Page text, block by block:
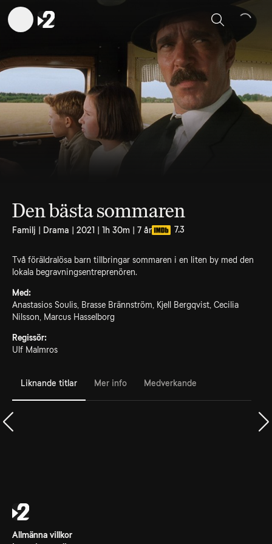
Sök
Den bästa sommaren
Familj | Drama | 2021 | 1h 30m | 7 år 7.3
Två föräldralösa barn tillbringar sommaren i en liten by med den
lokala begravningsentreprenören.
Med:
Anastasios Soulis, Brasse Brännström, Kjell Bergqvist, Cecilia
Nilsson, Marcus Hasselborg
Regissör:
Ulf Malmros
Liknande titlar Mer info Medverkande
Allmänna villkor